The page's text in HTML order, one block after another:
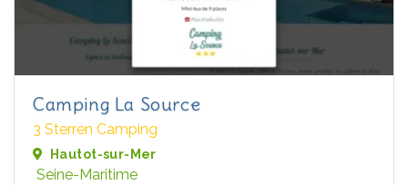
Camping La Source
3 Sterren Camping
Hautot-sur-Mer
Seine-Maritime